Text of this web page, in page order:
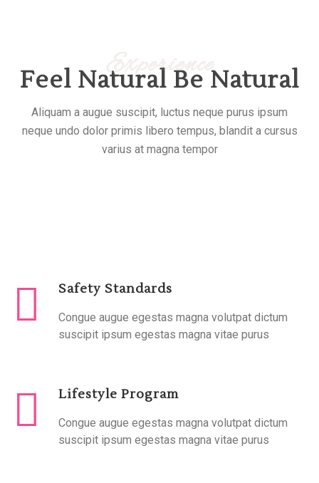
Experience
Feel Natural Be Natural
Aliquam a augue suscipit, luctus neque purus ipsum
neque undo dolor primis libero tempus, blandit a cursus
varius at magna tempor
Safety Standards
Congue augue egestas magna volutpat dictum
suscipit ipsum egestas magna vitae purus
Lifestyle Program
Congue augue egestas magna volutpat dictum
suscipit ipsum egestas magna vitae purus